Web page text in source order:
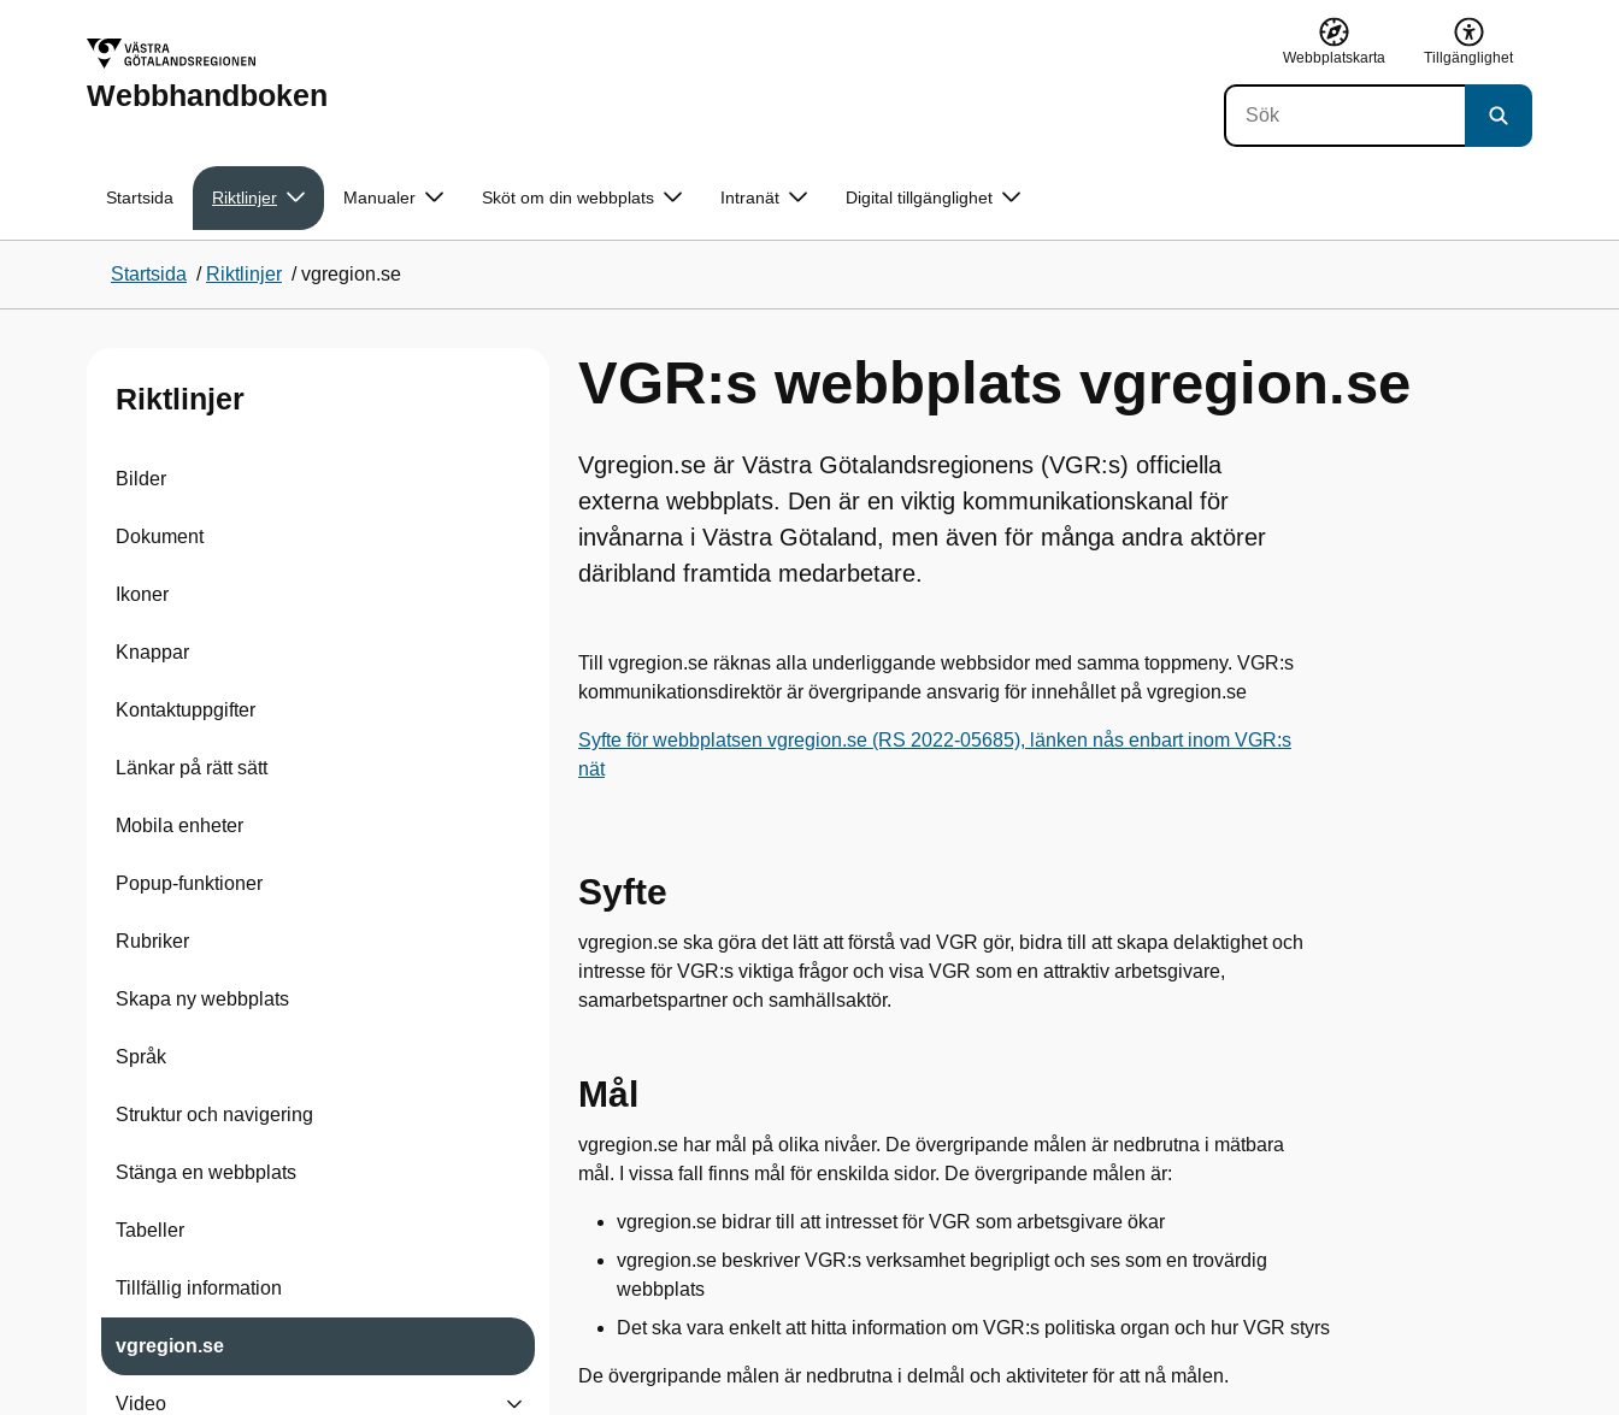
Webbhandboken
Webbplatskarta Tillgänglighet
Startsida Riktlinjer Manualer Sköt om din webbplats Intranät Digital tillgänglighet
Startsida / Riktlinjer /vgregion.se
Riktlinjer
Bilder
Dokument
Ikoner
Knappar
Kontaktuppgifter
Länkar på rätt sätt
Mobila enheter
Popup-funktioner
Rubriker
Skapa ny webbplats
Språk
Struktur och navigering
Stänga en webbplats
Tabeller
Tillfällig information
vgregion.se
Video
VGR:s webbplats vgregion.se
Vgregion.se är Västra Götalandsregionens (VGR:s) officiella
externa webbplats. Den är en viktig kommunikationskanal för
invånarna i Västra Götaland, men även för många andra aktörer
däribland framtida medarbetare.
Till vgregion.se räknas alla underliggande webbsidor med samma toppmeny. VGR:s
kommunikationsdirektör är övergripande ansvarig för innehållet på vgregion.se
Syfte för webbplatsen vgregion.se (RS 2022-05685), länken nås enbart inom VGR:s
nät
Syfte
vgregion.se ska göra det lätt att förstå vad VGR gör, bidra till att skapa delaktighet och
intresse för VGR:s viktiga frågor och visa VGR som en attraktiv arbetsgivare,
samarbetspartner och samhällsaktör.
Mål
vgregion.se har mål på olika nivåer. De övergripande målen är nedbrutna i mätbara
mål. I vissa fall finns mål för enskilda sidor. De övergripande målen är:
vgregion.se bidrar till att intresset för VGR som arbetsgivare ökar
vgregion.se beskriver VGR:s verksamhet begripligt och ses som en trovärdig
webbplats
Det ska vara enkelt att hitta information om VGR:s politiska organ och hur VGR styrs
De övergripande målen är nedbrutna i delmål och aktiviteter för att nå målen.